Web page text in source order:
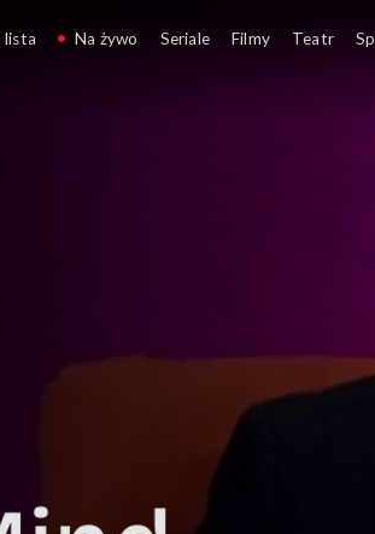
lista Na żywo Seriale Filmy Teatr